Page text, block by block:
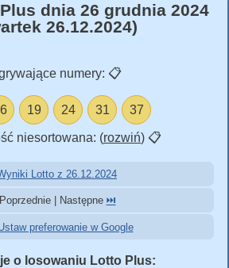
dnia 26 grudnia 2024
26.12.2024)
numery: 📋
19 24 31 37
niesortowana: (rozwiń) 📋
Lotto z 26.12.2024
| Następne ⏭️
preferowanie w Google
o losowaniu Lotto Plus: